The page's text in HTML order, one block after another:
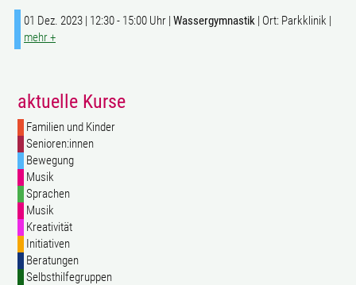
01 Dez. 2023 | 12:30 - 15:00 Uhr | Wassergymnastik | Ort: Parkklinik |
mehr +
aktuelle Kurse
Familien und Kinder
Senioren:innen
Bewegung
Musik
Sprachen
Musik
Kreativität
Initiativen
Beratungen
Selbsthilfegruppen